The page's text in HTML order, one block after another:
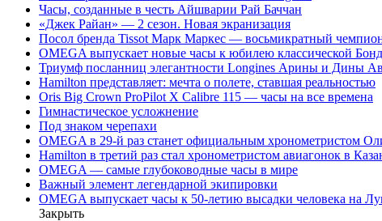
Часы, созданные в честь Айшварии Рай Баччан
«Джек Райан» — 2 сезон. Новая экранизация
Посол бренда Tissot Марк Маркес — восьмикратный
OMEGA выпускает новые часы к юбилею классической
Триумф посланниц элегантности Longines Арины и Дины
Hamilton представляет: мечта о полете, ставшая реальностью
Oris Big Crown ProPilot X Calibre 115 — часы на все времена
Гимнастическое усложнение
Под знаком черепахи
OMEGA в 29-й раз станет официальным хронометристом
Hamilton в третий раз стал хронометристом авиагонок в
OMEGA — самые глубоководные часы в мире
Важный элемент легендарной экипировки
OMEGA выпускает часы к 50-летию высадки человека на
Закрыть